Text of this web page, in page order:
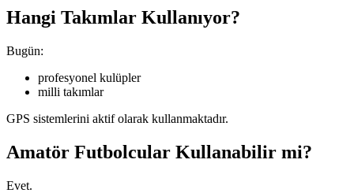
Hangi Takımlar Kullanıyor?
Bugün:
profesyonel kulüpler
milli takımlar
GPS sistemlerini aktif olarak kullanmaktadır.
Amatör Futbolcular Kullanabilir mi?
Evet.